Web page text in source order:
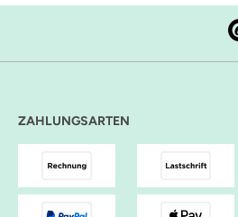
ZAHLUNGSARTEN